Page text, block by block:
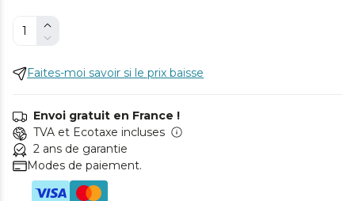
Faites-moi savoir si le prix baisse
Envoi gratuit en France !
TVA et Ecotaxe incluses
2 ans de garantie
Modes de paiement.